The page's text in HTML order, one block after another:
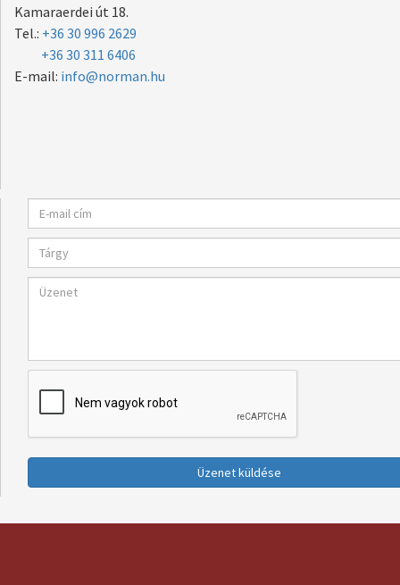
Kamaraerdei út 18.
Tel.: +36 30 996 2629
+36 30 311 6406
E-mail: info@norman.hu